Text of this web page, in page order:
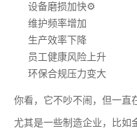
设备磨损加快⚙️
维护频率增加
生产效率下降
员工健康风险上升
环保合规压力变大
你看，它不吵不闹，但一直在
尤其是一些制造企业，比如